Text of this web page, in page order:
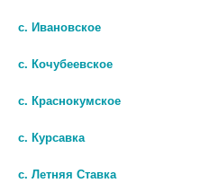
с. Ивановское
с. Кочубеевское
с. Краснокумское
с. Курсавка
с. Летняя Ставка